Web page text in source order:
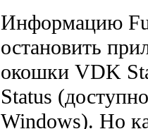
Информацию
остановить
окошки VDK
Status
Windows). Но